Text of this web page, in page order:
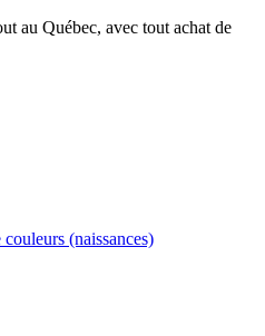
au Québec, avec tout achat de
(naissances)